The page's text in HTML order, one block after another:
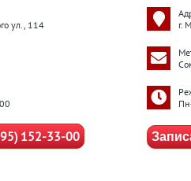
ул., 114
152-33-00
г.